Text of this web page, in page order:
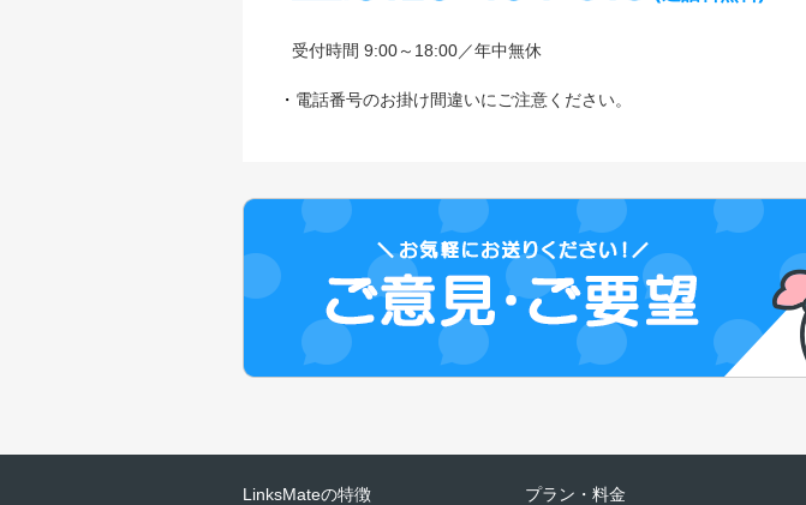
受付時間 9:00～18:00／年中無休
電話番号のお掛け間違いにご注意ください。
LinksMateの特徴 プラン・料金